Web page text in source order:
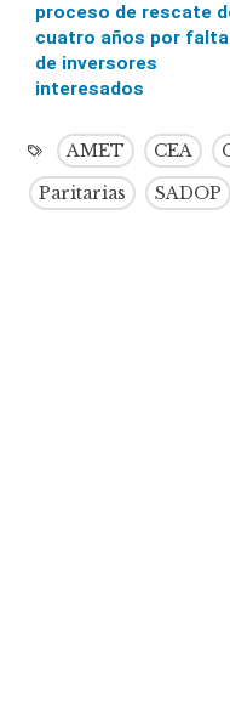
proceso de rescate
cuatro años por falta
de inversores
interesados
AMET CEA
Paritarias
SADOP